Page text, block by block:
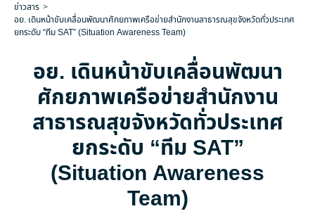
ข่าวสาร
อย. เดินหน้าขับเคลื่อนพัฒนาศักยภาพเครือข่ายสำนักงานสาธารณสุขจังหวัดทั่วประเทศ
ยกระดับ “ทีม SAT” (Situation Awareness Team)
อย. เดินหน้าขับเคลื่อนพัฒนา
ศักยภาพเครือข่ายสำนักงาน
สาธารณสุขจังหวัดทั่วประเทศ
ยกระดับ “ทีม SAT”
(Situation Awareness
Team)